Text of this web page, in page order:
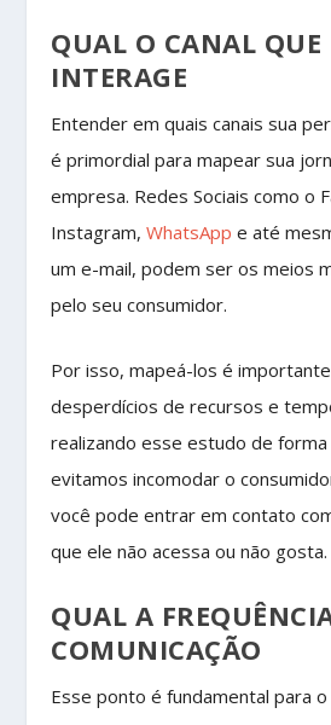
QUAL O CANAL QUE
INTERAGE
Entender em quais canais sua
é primordial para mapear sua
empresa. Redes Sociais como o
Instagram,WhatsApp e até
um e-mail, podem ser os meios
pelo seu consumidor.
Por isso, mapeá-los é
desperdícios de recursos e
realizando esse estudo de forma
evitamos incomodar o
você pode entrar em contato
que ele não acessa ou não gosta.
QUAL A
COMUNICAÇÃO
Esse ponto é fundamental para